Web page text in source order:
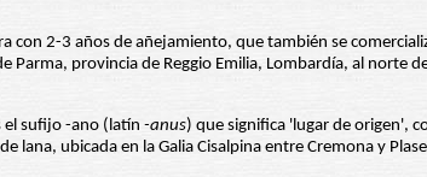
con 2-3 años de añejamiento, que también se
provincia de Reggio Emilia, Lombardía, al norte
el sufijo -ano (latín -anus) que significa 'lugar de origen',
ubicada en la Galia Cisalpina entre Cremona y